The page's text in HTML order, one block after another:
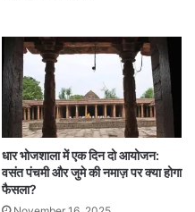
धार भोजशाला में एक दिन दो आयोजन:
वसंत पंचमी और जुमे की नमाज़ पर क्या होगा
फैसला?